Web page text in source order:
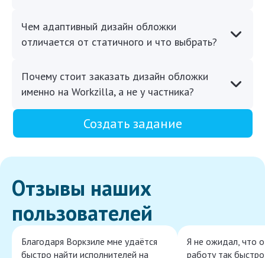
Чем адаптивный дизайн обложки
отличается от статичного и что выбрать?
Почему стоит заказать дизайн обложки
именно на Workzilla, а не у частника?
Создать задание
Отзывы наших
пользователей
Благодаря Воркзиле мне удаётся
быстро найти исполнителей на
Я не ожидал, что
работу так